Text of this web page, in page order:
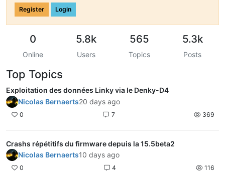
Register Login
0
Online
5.8k
Users
565
Topics
5.3k
Posts
Top Topics
Exploitation des données Linky via le Denky-D4
Nicolas Bernaerts20 days ago
0 7 369
Crashs répétitifs du firmware depuis la 15.5beta2
Nicolas Bernaerts10 days ago
0 4 116